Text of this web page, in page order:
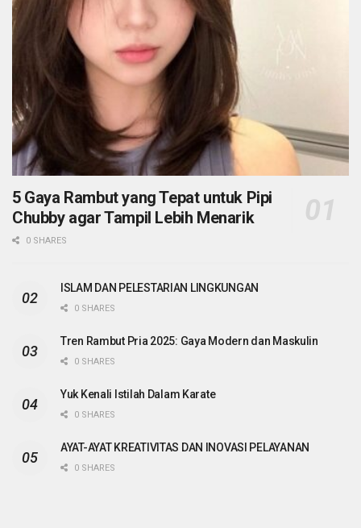
5 Gaya Rambut yang Tepat untuk Pipi
Chubby agar Tampil Lebih Menarik
0 SHARES
ISLAM DAN PELESTARIAN LINGKUNGAN
0 SHARES
Tren Rambut Pria 2025: Gaya Modern dan Maskulin
0 SHARES
Yuk Kenali Istilah Dalam Karate
0 SHARES
AYAT-AYAT KREATIVITAS DAN INOVASI PELAYANAN
0 SHARES